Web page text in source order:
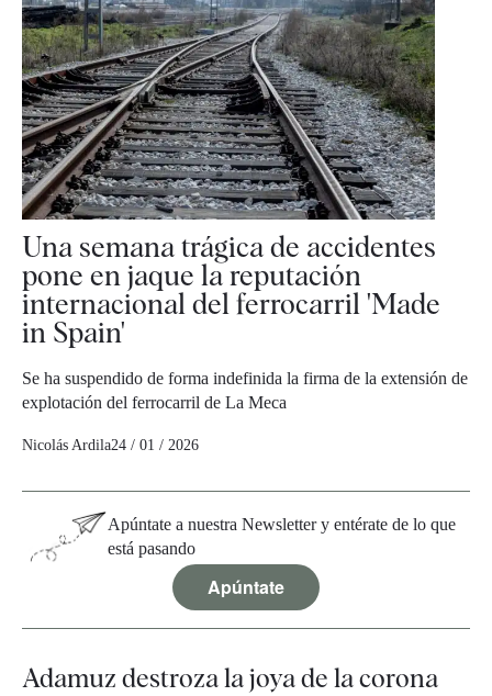
Una semana trágica de accidentes
pone en jaque la reputación
internacional del ferrocarril 'Made
in Spain'
Se ha suspendido de forma indefinida la firma de la extensión de
explotación del ferrocarril de La Meca
Nicolás Ardila24 / 01 / 2026
Apúntate a nuestra Newsletter y entérate de lo que
está pasando
Apúntate
Adamuz destroza la joya de la corona